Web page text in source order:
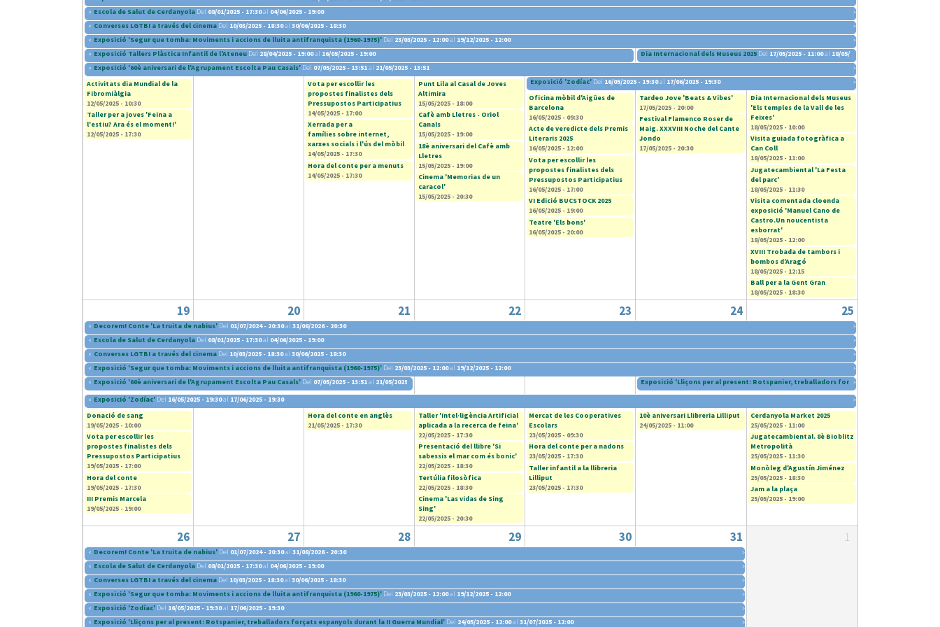
« Escola de Salut de Cerdanyola Del 08/01/2025 - 17:30al 04/06/2025 - 19:00
»
« Converses LGTBI a través del cinema Del 10/03/2025 - 18:30al 30/06/2025 - 18:30
»
« Exposició 'Segur que tomba: Moviments i accions de lluita antifranquista (1960-1975)' Del 23/03/2025 - 12:00al 19/12/2025 - 12:00
»
« Exposició Tallers Plàstica Infantil de l'Ateneu Del 28/04/2025 - 19:00al 16/05/2025 - 19:00 Dia Internacional dels Museus 2025 Del 17/05/2025 - 11:00al 18/05/2025 - 14:30
« Exposició '60è aniversari de l'Agrupament Escolta Pau Casals' Del 07/05/2025 - 13:51al 21/05/2025 - 13:51
»
Activitats dia Mundial de la
Fibromiàlgia
12/05/2025 - 10:30
Taller per a joves 'Feina a
l'estiu? Ara és el moment!'
12/05/2025 - 17:30
Vota per escollir les
propostes finalistes dels
Pressupostos Participatius
14/05/2025 - 17:00
Xerrada per a
famílies sobre internet,
xarxes socials i l'ús del mòbil
14/05/2025 - 17:30
Hora del conte per a menuts
14/05/2025 - 17:30
Punt Lila al Casal de Joves
Altimira
15/05/2025 - 18:00
Cafè amb Lletres - Oriol
Canals
15/05/2025 - 19:00
18è aniversari del Cafè amb
Lletres
15/05/2025 - 19:00
Cinema 'Memorias de un
caracol'
15/05/2025 - 20:30
Exposició 'Zodíac' Del 16/05/2025 - 19:30al 17/06/2025 - 19:30
»
Oficina mòbil d'Aigües de
Barcelona
16/05/2025 - 09:30
Acte de veredicte dels Premis
Literaris 2025
16/05/2025 - 12:00
Vota per escollir les
propostes finalistes dels
Pressupostos Participatius
16/05/2025 - 17:00
VI Edició BUCSTOCK 2025
16/05/2025 - 19:00
Teatre 'Els bons'
16/05/2025 - 20:00
Tardeo Jove 'Beats & Vibes'
17/05/2025 - 20:00
Festival Flamenco Roser de
Maig. XXXVIII Noche del Cante
Jondo
17/05/2025 - 20:30
Dia Internacional dels Museus
'Els temples de la Vall de les
Feixes'
18/05/2025 - 10:00
Visita guiada fotogràfica a
Can Coll
18/05/2025 - 11:00
Jugatecambiental 'La Festa
del parc'
18/05/2025 - 11:30
Visita comentada cloenda
exposició 'Manuel Cano de
Castro.Un noucentista
esborrat'
18/05/2025 - 12:00
XVIII Trobada de tambors i
bombos d'Aragó
18/05/2025 - 12:15
Ball per a la Gent Gran
18/05/2025 - 18:30
19 20 21 22 23 24 25
« Decorem! Conte 'La truita de nabius' Del 01/07/2024 - 20:30al 31/08/2026 - 20:30
»
« Escola de Salut de Cerdanyola Del 08/01/2025 - 17:30al 04/06/2025 - 19:00
»
« Converses LGTBI a través del cinema Del 10/03/2025 - 18:30al 30/06/2025 - 18:30
»
« Exposició 'Segur que tomba: Moviments i accions de lluita antifranquista (1960-1975)' Del 23/03/2025 - 12:00al 19/12/2025 - 12:00
»
« Exposició '60è aniversari de l'Agrupament Escolta Pau Casals' Del 07/05/2025 - 13:51al 21/05/2025 - 13:51 Exposició 'Lliçons per al present: Rotspanier, treballadors forçats espanyols durant la II
»
« Exposició 'Zodíac' Del 16/05/2025 - 19:30al 17/06/2025 - 19:30
»
Donació de sang
19/05/2025 - 10:00
Vota per escollir les
propostes finalistes dels
Pressupostos Participatius
19/05/2025 - 17:00
Hora del conte
19/05/2025 - 17:30
III Premis Marcela
19/05/2025 - 19:00
Hora del conte en anglès
21/05/2025 - 17:30
Taller 'Intel·ligència Artificial
aplicada a la recerca de feina'
22/05/2025 - 17:30
Presentació del llibre 'Si
sabessis el mar com és bonic'
22/05/2025 - 18:30
Tertúlia filosòfica
22/05/2025 - 18:30
Cinema 'Las vidas de Sing
Sing'
22/05/2025 - 20:30
Mercat de les Cooperatives
Escolars
23/05/2025 - 09:30
Hora del conte per a nadons
23/05/2025 - 17:30
Taller infantil a la llibreria
Lilliput
23/05/2025 - 17:30
10è aniversari Llibreria Lilliput
24/05/2025 - 11:00
Cerdanyola Market 2025
25/05/2025 - 11:00
Jugatecambiental. 8è Bioblitz
Metropolità
25/05/2025 - 11:30
Monòleg d'Agustín Jiménez
25/05/2025 - 18:30
Jam a la plaça
25/05/2025 - 19:00
26 27 28 29 30 31 1
« Decorem! Conte 'La truita de nabius' Del 01/07/2024 - 20:30al 31/08/2026 - 20:30
»
« Escola de Salut de Cerdanyola Del 08/01/2025 - 17:30al 04/06/2025 - 19:00
»
« Converses LGTBI a través del cinema Del 10/03/2025 - 18:30al 30/06/2025 - 18:30
»
« Exposició 'Segur que tomba: Moviments i accions de lluita antifranquista (1960-1975)' Del 23/03/2025 - 12:00al 19/12/2025 - 12:00
»
« Exposició 'Zodíac' Del 16/05/2025 - 19:30al 17/06/2025 - 19:30
»
« Exposició 'Lliçons per al present: Rotspanier, treballadors forçats espanyols durant la II Guerra Mundial' Del 24/05/2025 - 12:00al 31/07/2025 - 12:00
»